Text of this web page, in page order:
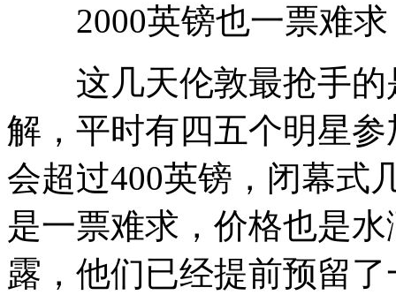
2000英镑也一票难求
这几天伦敦最抢手的
解，平时有四五个明星
会超过400英镑，闭幕式
是一票难求，价格也是
露，他们已经提前预留